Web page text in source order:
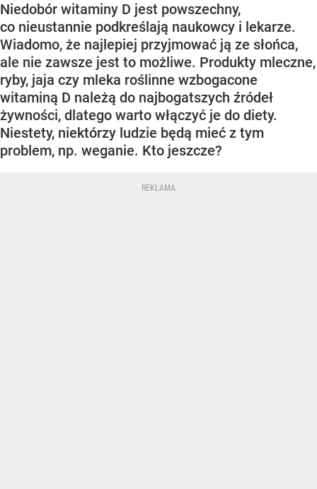
Niedobór witaminy D jest powszechny,
co nieustannie podkreślają naukowcy i lekarze.
Wiadomo, że najlepiej przyjmować ją ze słońca,
ale nie zawsze jest to możliwe. Produkty mleczne,
ryby, jaja czy mleka roślinne wzbogacone
witaminą D należą do najbogatszych źródeł
żywności, dlatego warto włączyć je do diety.
Niestety, niektórzy ludzie będą mieć z tym
problem, np. weganie. Kto jeszcze?